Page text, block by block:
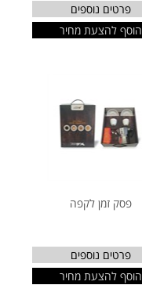
פרטים נוספים
הוסף להצעת מחיר
פסק זמן לקפה
פרטים נוספים
הוסף להצעת מחיר